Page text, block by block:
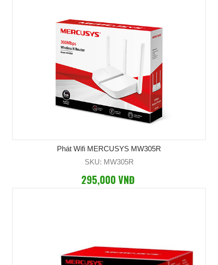
Phát Wifi MERCUSYS MW305R
SKU: MW305R
295,000 VNĐ